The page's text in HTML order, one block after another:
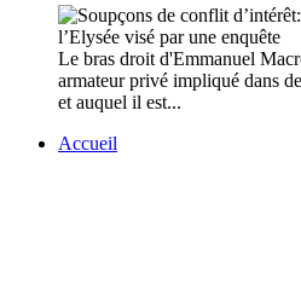
Le bras droit d'Emmanuel
armateur privé impliqué dans
et auquel il est...
Accueil